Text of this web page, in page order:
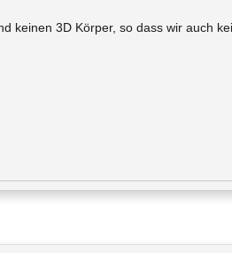
keinen 3D Körper, so dass wir auch